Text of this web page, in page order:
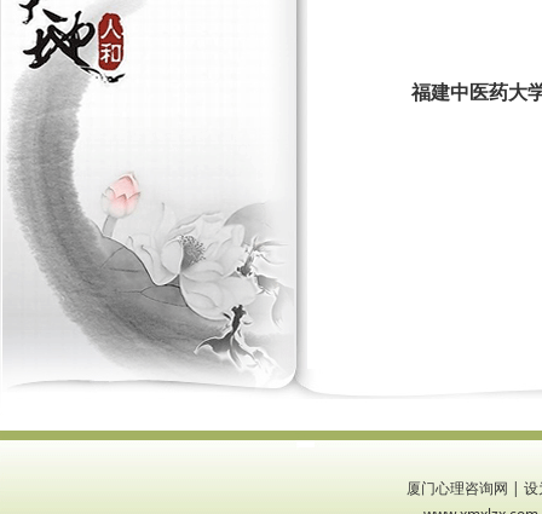
福建中医药大
厦门心理咨询网 | 设